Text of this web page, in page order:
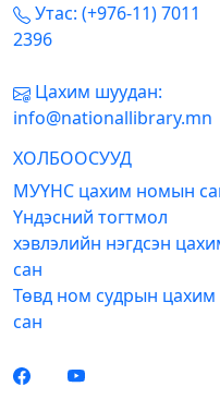
Утас: (+976-11) 7011
2396
Цахим шуудан:
info@nationallibrary.mn
ХОЛБООСУУД
МУҮНС цахим номын
Үндэсний тогтмол
хэвлэлийн нэгдсэн
сан
Төвд ном судрын цахим
сан